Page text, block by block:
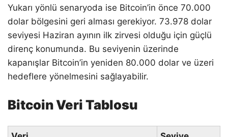
Yukarı yönlü senaryoda ise Bitcoin’in önce 70.000
dolar bölgesini geri alması gerekiyor. 73.978 dolar
seviyesi Haziran ayının ilk zirvesi olduğu için güçlü
direnç konumunda. Bu seviyenin üzerinde
kapanışlar Bitcoin’in yeniden 80.000 dolar ve üzeri
hedeflere yönelmesini sağlayabilir.
Bitcoin Veri Tablosu